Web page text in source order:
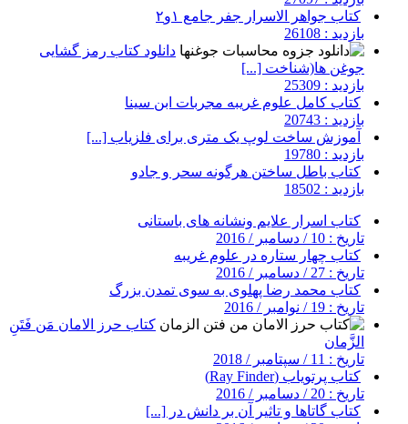
کتاب جواهر الاسرار جفر جامع ۱و۲
بازدید : 26108
دانلود کتاب رمز گشایی
جوغن ها(شناخت [...]
بازدید : 25309
کتاب کامل علوم غریبه مجربات ابن سینا
بازدید : 20743
آموزش ساخت لوپ یک متری برای فلزیاب [...]
بازدید : 19780
کتاب باطل ساختن هرگونه سحر و جادو
بازدید : 18502
کتاب اسرار علایم ونشانه های باستانی
تاریخ : 10 / دسامبر / 2016
کتاب چهار ستاره در علوم غریبه
تاریخ : 27 / دسامبر / 2016
کتاب محمد رضا پهلوی به سوی تمدن بزرگ
تاریخ : 19 / نوامبر / 2016
کتاب حرز الامان مَن فَتَنِ
الزَّمان
تاریخ : 11 / سپتامبر / 2018
کتاب پرتویاب (Ray Finder)
تاریخ : 20 / دسامبر / 2016
کتاب گاتاها و تاثیر آن بر دانش در [...]